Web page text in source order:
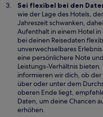
Sei flexibel bei den
wie der Lage des Hotels,
Jahreszeit schwanken,
Aufenthalt in einem Hotel
bei deinen Reisedaten
unverwechselbares
eine persönlichere Note
Leistungs-Verhältnis
informieren wir dich, ob
über oder unter dem
oberen Ende liegt,
Daten, um deine Chancen
erhöhen.